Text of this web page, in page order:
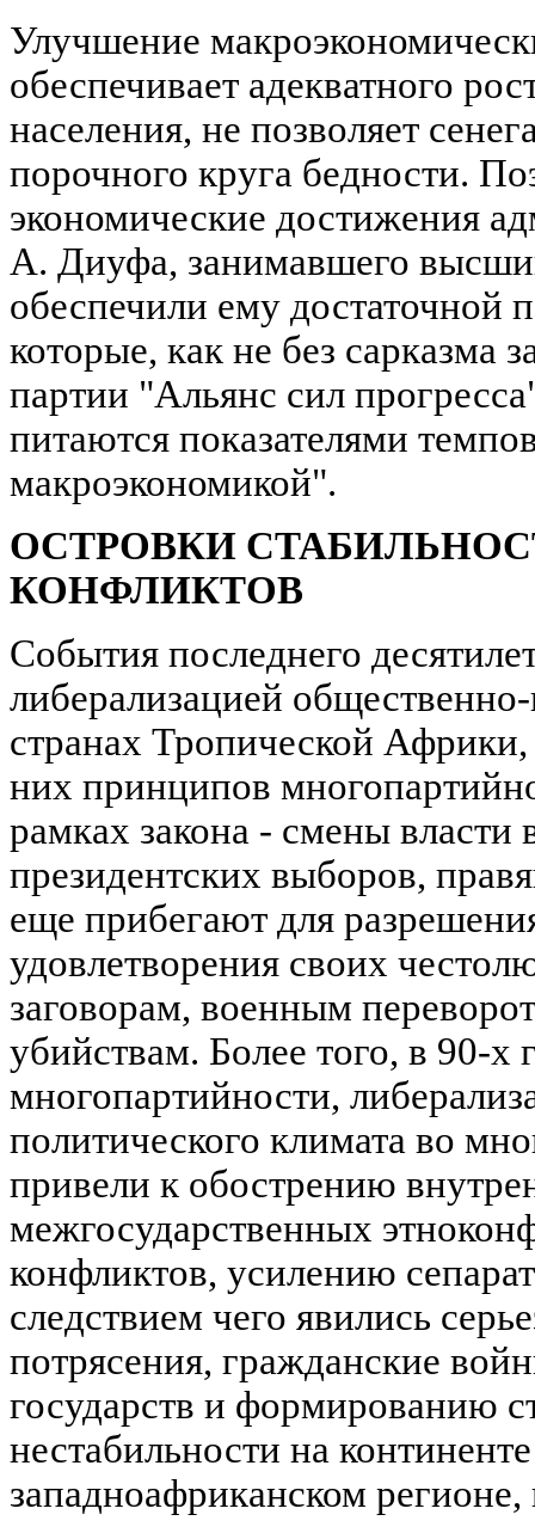
Улучшение
обеспечивает адекватного
населения, не позволяет
порочного круга бедности.
экономические достижения
А. Диуфа, занимавшего
обеспечили ему достаточной
которые, как не без сарказма
партии "Альянс сил
питаются показателями
макроэкономикой".
ОСТРОВКИ
КОНФЛИКТОВ
События последнего
либерализацией
странах Тропической
них принципов
рамках закона - смены власти
президентских выборов,
еще прибегают для
удовлетворения своих
заговорам, военным
убийствам. Более того, в 90-х
многопартийности,
политического климата во
привели к обострению
межгосударственных
конфликтов, усилению
следствием чего явились
потрясения, гражданские
государств и формированию
нестабильности на
западноафриканском регионе,